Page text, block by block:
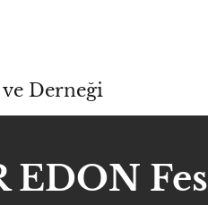
ve Derneği
EDON